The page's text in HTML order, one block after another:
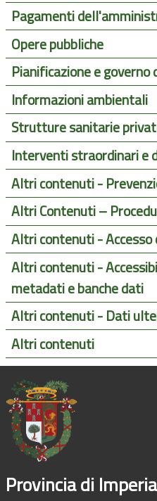
Pagamenti
Opere pubbliche
Pianificazione e
Informazioni ambientali
Strutture sanitarie
Interventi straordinari e
Altri contenuti -
Altri Contenuti –
Altri contenuti - Accesso
Altri contenuti -
metadati e banche dati
Altri contenuti - Dati
Altri contenuti
Provincia di Imperia